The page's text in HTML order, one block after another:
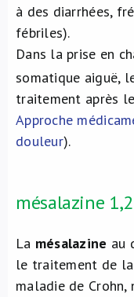
à des diarrhées,
fébriles).
Dans la prise en
somatique aiguë,
traitement après
Approche
douleur).
mésalazine
La mésalazine au
le traitement de
maladie de Crohn,